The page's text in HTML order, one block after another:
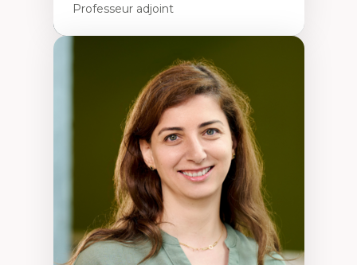
Professeur adjoint
Fragmentation des auditoires médiatiques
Analyse multi-plateforme des auditoires
médiatiques
Analyse des comportements numériques à
travers les données massives et l’IA
Recherche quantitative et qualitative sur
les auditoires médiatiques
Épistémologie des techniques de recherche
numérique et l’IA
Théorie des droits de la personne
La pensée politique d’Hannah Arendt
La pensée politique à l’ère numérique
Justice internationale et normes
internationales